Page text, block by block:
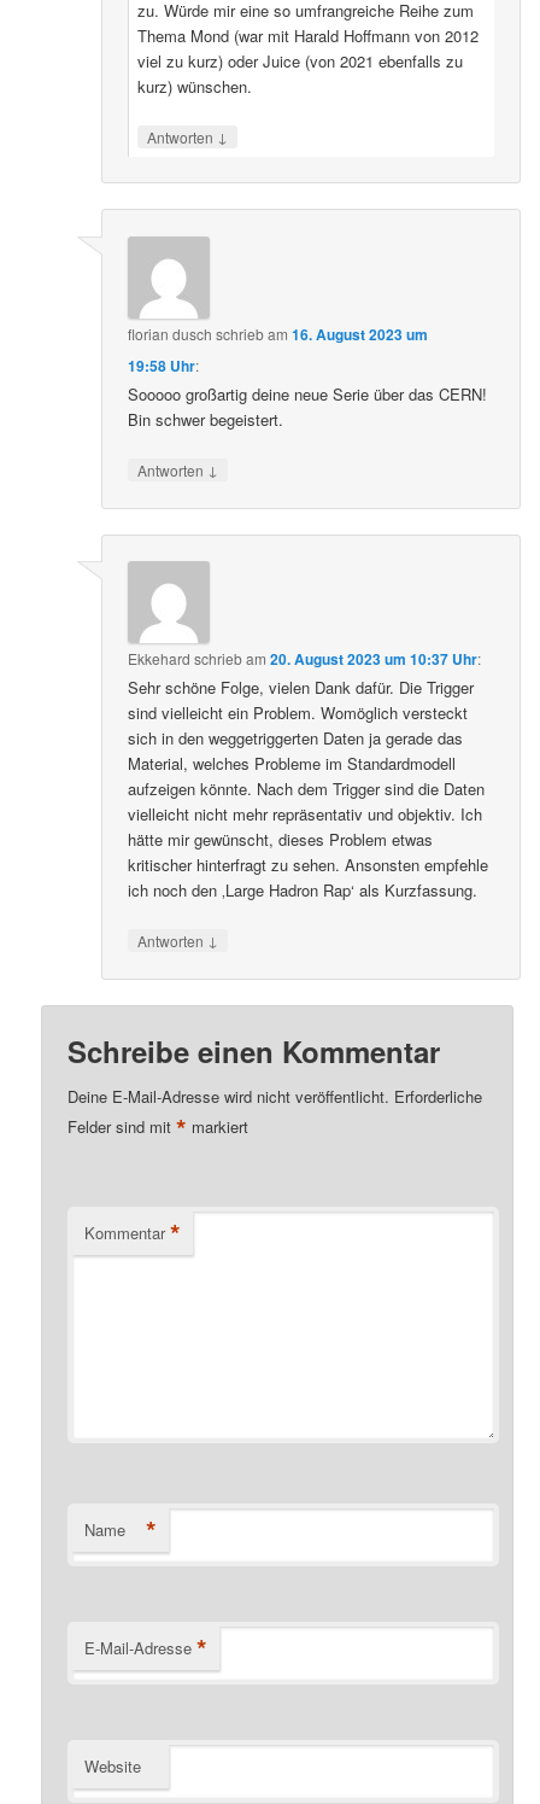
zu. Würde mir eine so umfrangreiche Reihe zum
Thema Mond (war mit Harald Hoffmann von 2012
viel zu kurz) oder Juice (von 2021 ebenfalls zu
kurz) wünschen.
Antworten ↓
florian dusch schriebam16. August 2023 um
19:58 Uhr:
Sooooo großartig deine neue Serie über das CERN!
Bin schwer begeistert.
Antworten ↓
Ekkehard schriebam20. August 2023 um 10:37 Uhr:
Sehr schöne Folge, vielen Dank dafür. Die Trigger
sind vielleicht ein Problem. Womöglich versteckt
sich in den weggetriggerten Daten ja gerade das
Material, welches Probleme im Standardmodell
aufzeigen könnte. Nach dem Trigger sind die Daten
vielleicht nicht mehr repräsentativ und objektiv. Ich
hätte mir gewünscht, dieses Problem etwas
kritischer hinterfragt zu sehen. Ansonsten empfehle
ich noch den ‚Large Hadron Rap‘ als Kurzfassung.
Antworten ↓
Schreibe einen Kommentar
Deine E-Mail-Adresse wird nicht veröffentlicht. Erforderliche
Felder sind mit* markiert
Kommentar *
Name *
E-Mail-Adresse *
Website